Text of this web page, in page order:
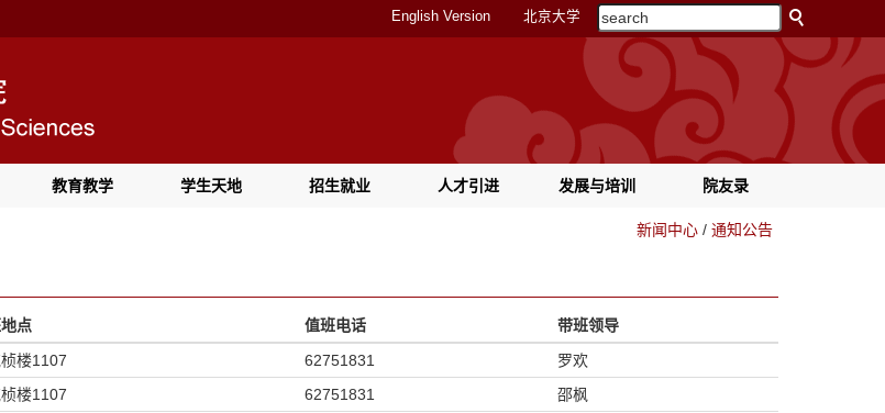
English Version 北京大学
教育教学 学生天地 招生就业 人才引进 发展与培训 院友录
新闻中心 / 通知公告
点 值班电话
带班领导
楼1107 62751831
罗欢
楼1107 62751831
邵枫